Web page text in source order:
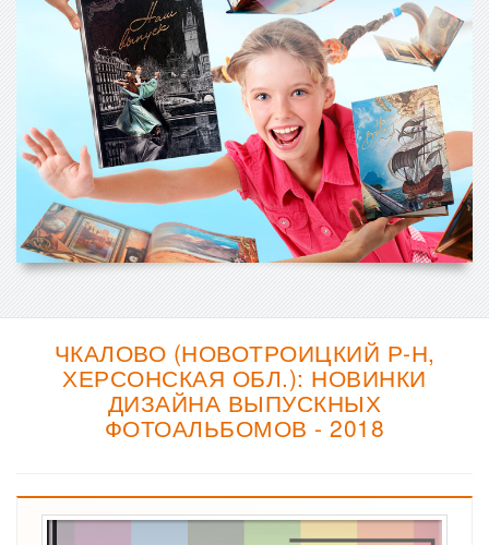
ЧКАЛОВО (НОВОТРОИЦКИЙ Р-Н,
ХЕРСОНСКАЯ ОБЛ.): НОВИНКИ
ДИЗАЙНА ВЫПУСКНЫХ
ФОТОАЛЬБОМОВ - 2018